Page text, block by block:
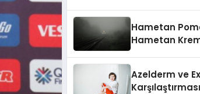
Hametan
Hametan
Azelderm ve